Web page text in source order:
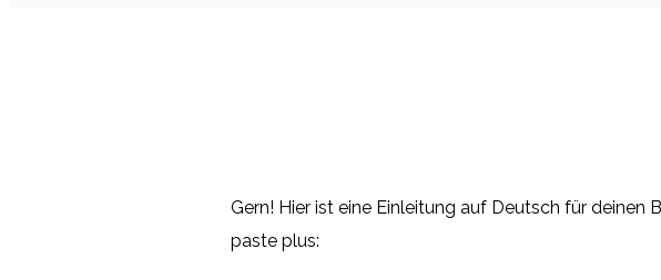
Gern! Hier ist eine Einleitung auf Deutsch für
paste plus: